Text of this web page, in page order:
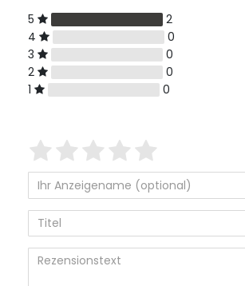
5
2
4
0
3
0
2
0
1
0
Bewertungssterne
von
5
4
von
5
3
von
5
2
von
5
1
von
5
Anzeigename
(optional)
Titel